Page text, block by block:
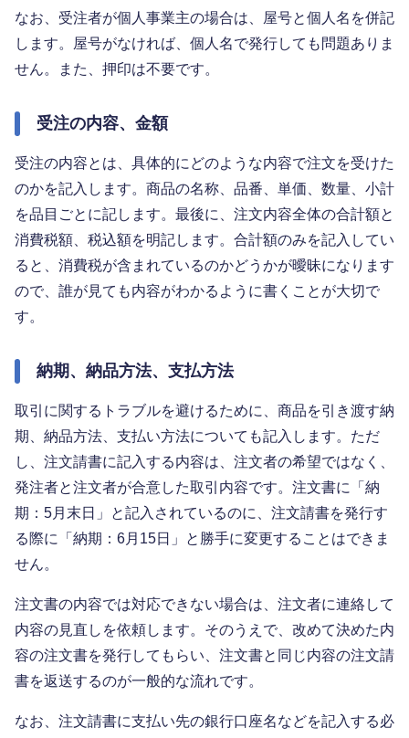
なお、受注者が個人事業主の場合は、屋号と個人名を併記
します。屋号がなければ、個人名で発行しても問題ありま
せん。また、押印は不要です。
受注の内容、金額
受注の内容とは、具体的にどのような内容で注文を受けた
のかを記入します。商品の名称、品番、単価、数量、小計
を品目ごとに記します。最後に、注文内容全体の合計額と
消費税額、税込額を明記します。合計額のみを記入してい
ると、消費税が含まれているのかどうかが曖昧になります
ので、誰が見ても内容がわかるように書くことが大切で
す。
納期、納品方法、支払方法
取引に関するトラブルを避けるために、商品を引き渡す納
期、納品方法、支払い方法についても記入します。ただ
し、注文請書に記入する内容は、注文者の希望ではなく、
発注者と注文者が合意した取引内容です。注文書に「納
期：5月末日」と記入されているのに、注文請書を発行す
る際に「納期：6月15日」と勝手に変更することはできま
せん。
注文書の内容では対応できない場合は、注文者に連絡して
内容の見直しを依頼します。そのうえで、改めて決めた内
容の注文書を発行してもらい、注文書と同じ内容の注文請
書を返送するのが一般的な流れです。
なお、注文請書に支払い先の銀行口座名などを記入する必